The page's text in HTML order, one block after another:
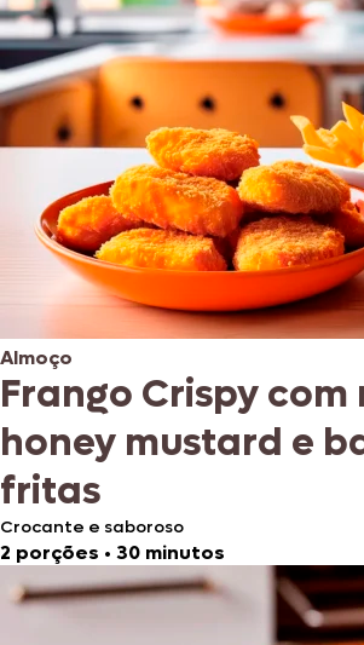
Almoço
Frango Crispy com
honey mustard e
fritas
Crocante e saboroso
2 porções • 30 minutos